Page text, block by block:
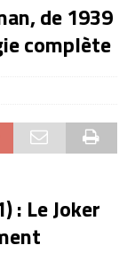
de 1939
complète
: Le Joker